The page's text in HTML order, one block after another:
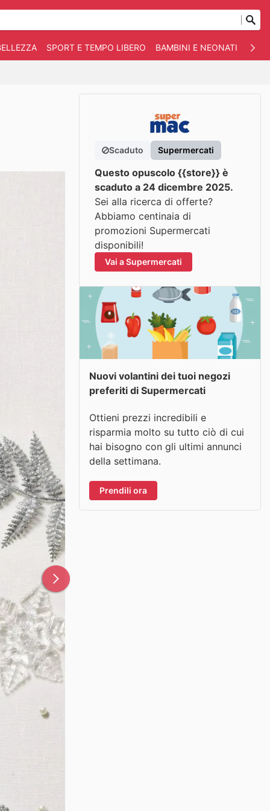
SPORT E TEMPO LIBERO BAMBINI E NEONATI
Scaduto Supermercati
Questo opuscolo {{store}} è
scaduto a 24 dicembre 2025.
Sei alla ricerca di offerte?
Abbiamo centinaia di
promozioni Supermercati
disponibili!
Vai a Supermercati
Nuovi volantini dei tuoi negozi
preferiti di Supermercati
Ottieni prezzi incredibili e
risparmia molto su tutto ciò di cui
hai bisogno con gli ultimi annunci
della settimana.
Prendili ora